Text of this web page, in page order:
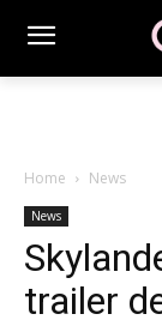
Home News
News
trailer